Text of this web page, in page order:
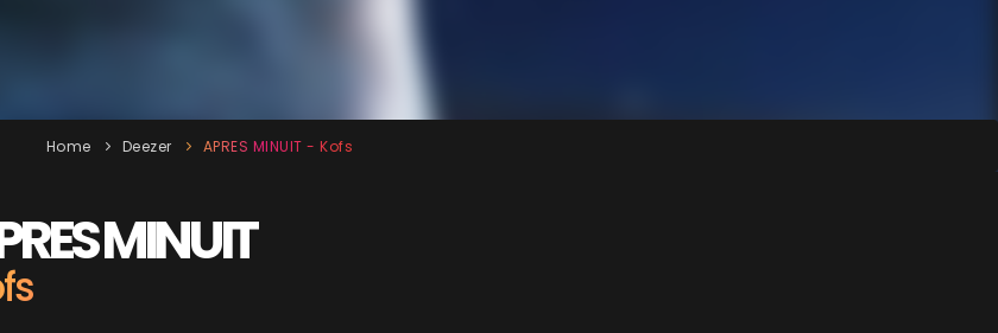
Home Deezer APRES MINUIT - Kofs
MINUIT